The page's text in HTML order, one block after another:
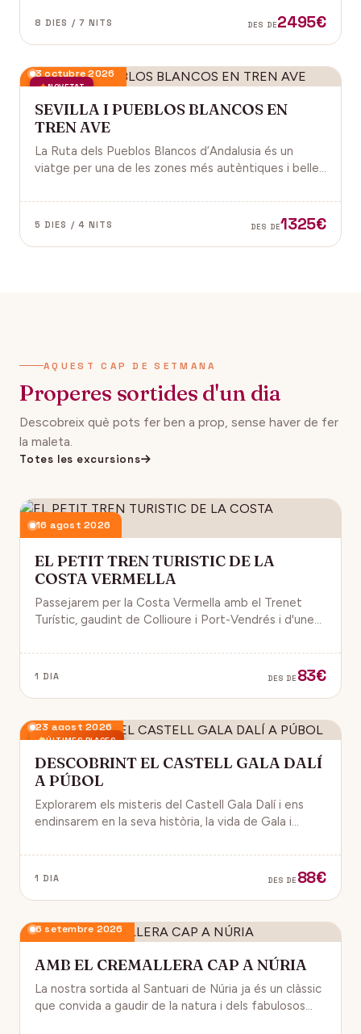
8 DIES / 7 NITS DES DE2495€
NOVETAT
3 octubre 2026
SEVILLA I PUEBLOS BLANCOS EN
TREN AVE
La Ruta dels Pueblos Blancos d’Andalusia és un
viatge per una de les zones més autèntiques i belles
Cadis i Màlaga. Vens amb nosaltres?
5 DIES / 4 NITS DES DE1325€
AQUEST CAP DE SETMANA
Properes sortides d'un dia
Descobreix què pots fer ben a prop, sense haver de fer
la maleta.
Totes les excursions
16 agost 2026
EL PETIT TREN TURISTIC DE LA
COSTA VERMELLA
Passejarem per la Costa Vermella amb el Trenet
Turístic, gaudint de Collioure i Port-Vendrés i d'unes
1 DIA DES DE 83€
ÚLTIMES PLACES
23 agost 2026
DESCOBRINT EL CASTELL GALA DALÍ
A PÚBOL
Explorarem els misteris del Castell Gala Dalí i ens
endinsarem en la seva història, la vida de Gala i
1 DIA DES DE 88€
6 setembre 2026
AMB EL CREMALLERA CAP A NÚRIA
La nostra sortida al Santuari de Núria ja és un clàssic
que convida a gaudir de la natura i dels fabulosos